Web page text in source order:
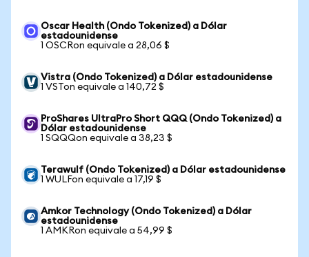
Oscar Health (Ondo Tokenized) a Dólar
estadounidense
1 OSCRon equivale a 28,06 $
Vistra (Ondo Tokenized) a Dólar estadounidense
1 VSTon equivale a 140,72 $
ProShares UltraPro Short QQQ (Ondo Tokenized) a
Dólar estadounidense
1 SQQQon equivale a 38,23 $
Terawulf (Ondo Tokenized) a Dólar estadounidense
1 WULFon equivale a 17,19 $
Amkor Technology (Ondo Tokenized) a Dólar
estadounidense
1 AMKRon equivale a 54,99 $